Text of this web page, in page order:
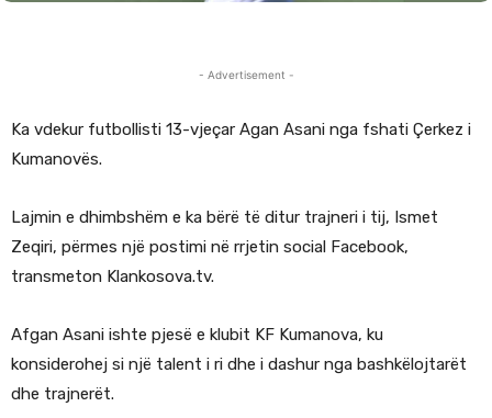
- Advertisement -
Ka vdekur futbollisti 13-vjeçar Agan Asani nga fshati Çerkez i
Kumanovës.
Lajmin e dhimbshëm e ka bërë të ditur trajneri i tij, Ismet
Zeqiri, përmes një postimi në rrjetin social Facebook,
transmeton Klankosova.tv.
Afgan Asani ishte pjesë e klubit KF Kumanova, ku
konsiderohej si një talent i ri dhe i dashur nga bashkëlojtarët
dhe trajnerët.